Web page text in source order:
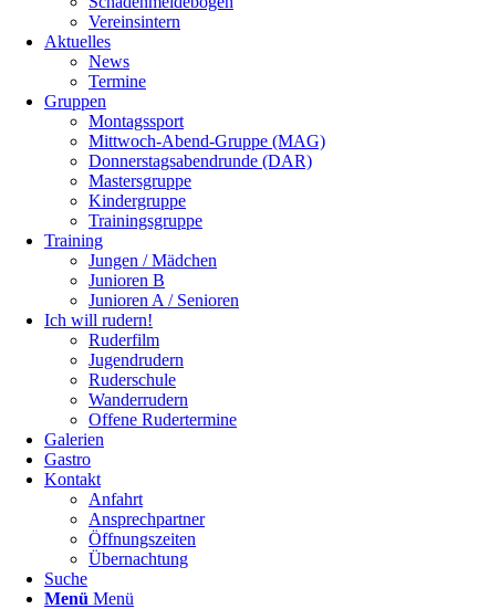
Vereinsintern
Aktuelles
News
Termine
Gruppen
Montagssport
Mittwoch-Abend-Gruppe (MAG)
Donnerstagsabendrunde (DAR)
Mastersgruppe
Kindergruppe
Trainingsgruppe
Training
Jungen / Mädchen
Junioren B
Junioren A / Senioren
Ich will rudern!
Ruderfilm
Jugendrudern
Ruderschule
Wanderrudern
Offene Rudertermine
Galerien
Gastro
Kontakt
Anfahrt
Ansprechpartner
Öffnungszeiten
Übernachtung
Suche
Menü Menü